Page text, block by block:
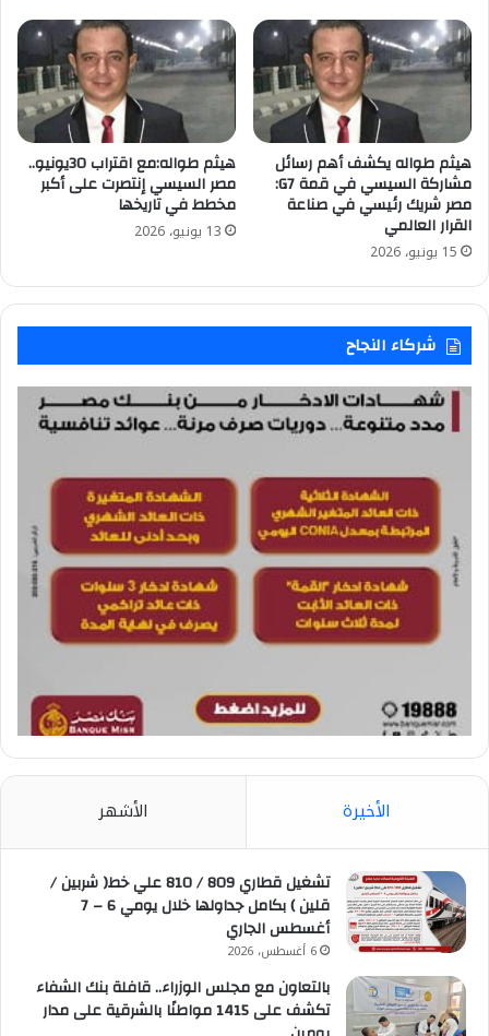
هيثم طواله يكشف أهم رسائل
مشاركة السيسي في قمة G7:
مصر شريك رئيسي في صناعة
القرار العالمي
15 يونيو، 2026
هيثم طواله:مع اقتراب 30يونيو..
مصر السيسي إنتصرت على أكبر
مخطط في تاريخها
13 يونيو، 2026
شركاء النجاح
الأخيرة الأشهر
تشغيل قطاري 809 / 810 علي خط( شربين /
قلين ) بكامل جداولها خلال يومي 6 – 7
أغسطس الجاري
6 أغسطس، 2026
بالتعاون مع مجلس الوزراء.. قافلة بنك الشفاء
تكشف على 1415 مواطنًا بالشرقية على مدار